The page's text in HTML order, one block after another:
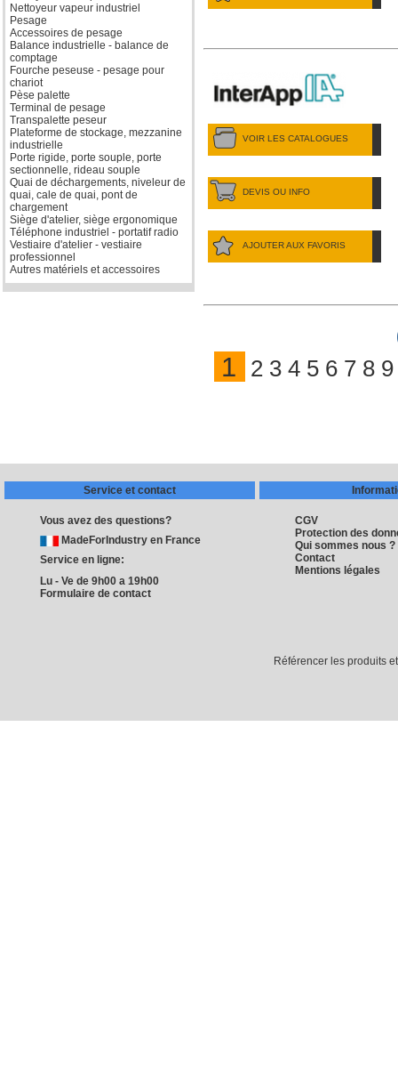
Nettoyeur vapeur industriel
Pesage
Accessoires de pesage
Balance industrielle - balance de
comptage
Fourche peseuse - pesage pour
chariot
Pèse palette
Terminal de pesage
Transpalette peseur
Plateforme de stockage, mezzanine
industrielle
Porte rigide, porte souple, porte
sectionnelle, rideau souple
Quai de déchargements, niveleur de
quai, cale de quai, pont de
chargement
Siège d'atelier, siège ergonomique
Téléphone industriel - portatif radio
Vestiaire d'atelier - vestiaire
professionnel
Autres matériels et accessoires
VOIR LES CATALOGUES
DEVIS OU INFO
AJOUTER AUX FAVORIS
1 2 3 4 5 6 7 8 9
Service et contact
Vous avez des questions?
MadeForIndustry en France
Service en ligne:
Lu - Ve de 9h00 a 19h00
Formulaire de contact
CGV
Protection des
Qui sommes nous ?
Contact
Mentions légales
Référencer les produits